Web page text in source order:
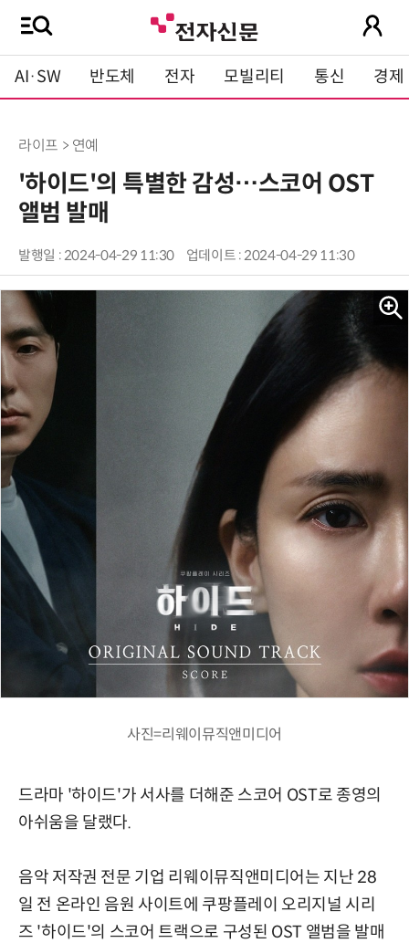
AI·SW 반도체 전자 모빌리티 통신 경제
라이프 > 연예
'하이드'의 특별한 감성…스코어 OST
앨범 발매
발행일 : 2024-04-29 11:30 업데이트 : 2024-04-29 11:30
사진=리웨이뮤직앤미디어
드라마 '하이드'가 서사를 더해준 스코어 OST로 종영의
아쉬움을 달랬다.
음악 저작권 전문 기업 리웨이뮤직앤미디어는 지난 28
일 전 온라인 음원 사이트에 쿠팡플레이 오리지널 시리
즈 '하이드'의 스코어 트랙으로 구성된 OST 앨범을 발매